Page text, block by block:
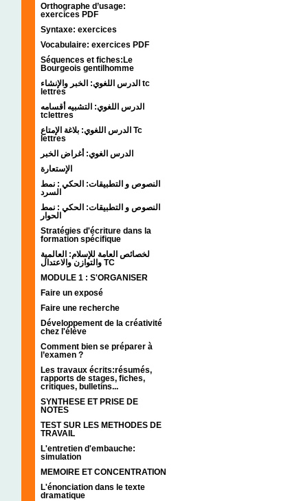
Orthographe d’usage:
exercices PDF
Syntaxe: exercices
Vocabulaire: exercices PDF
Séquences et fiches:Le
Bourgeois gentilhomme
الدرس اللغوي: الخبر والإنشاء tc
lettres
الدرس اللغوي: التشبيه أقسامه
tclettres
الدرس اللغوي: بلاغة الإمتاع Tc
lettres
الدرس الغوي: أغراض الخبر
الإستعارة
النصوص و التطبيقات: الحكي : نمط
السرد
النصوص و التطبيقات: الحكي : نمط
الحوار
Stratégies d'écriture dans la
formation spécifique
لخصائص العامة للإسلام: العالمية
والتوازن والاعتدال TC
MODULE 1 : S'ORGANISER
Faire un exposé
Faire une recherche
Développement de la créativité
chez l'élève
Comment bien se préparer à
l’examen ?
Les travaux écrits:résumés,
rapports de stages, fiches,
critiques, bulletins...
SYNTHESE ET PRISE DE
NOTES
TEST SUR LES METHODES DE
TRAVAIL
L'entretien d'embauche:
simulation
MEMOIRE ET CONCENTRATION
L'énonciation dans le texte
dramatique